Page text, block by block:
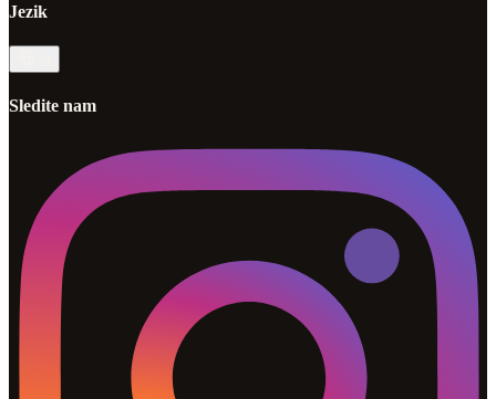
Jezik
Sledite nam